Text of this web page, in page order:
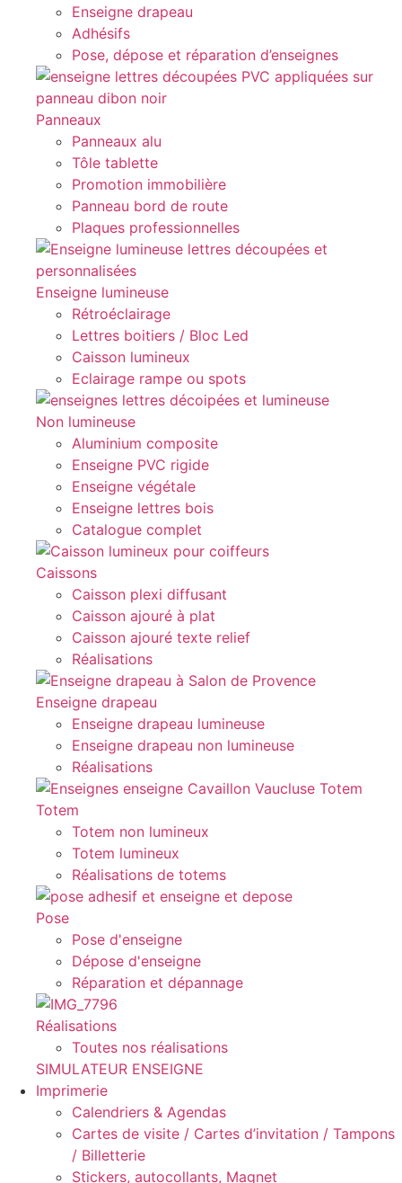
Enseigne drapeau
Adhésifs
Pose, dépose et réparation d’enseignes
Panneaux
Panneaux alu
Tôle tablette
Promotion immobilière
Panneau bord de route
Plaques professionnelles
Enseigne lumineuse
Rétroéclairage
Lettres boitiers / Bloc Led
Caisson lumineux
Eclairage rampe ou spots
Non lumineuse
Aluminium composite
Enseigne PVC rigide
Enseigne végétale
Enseigne lettres bois
Catalogue complet
Caissons
Caisson plexi diffusant
Caisson ajouré à plat
Caisson ajouré texte relief
Réalisations
Enseigne drapeau
Enseigne drapeau lumineuse
Enseigne drapeau non lumineuse
Réalisations
Totem
Totem non lumineux
Totem lumineux
Réalisations de totems
Pose
Pose d'enseigne
Dépose d'enseigne
Réparation et dépannage
Réalisations
Toutes nos réalisations
SIMULATEUR ENSEIGNE
Imprimerie
Calendriers & Agendas
Cartes de visite / Cartes d’invitation / Tampons
/ Billetterie
Stickers, autocollants, Magnet